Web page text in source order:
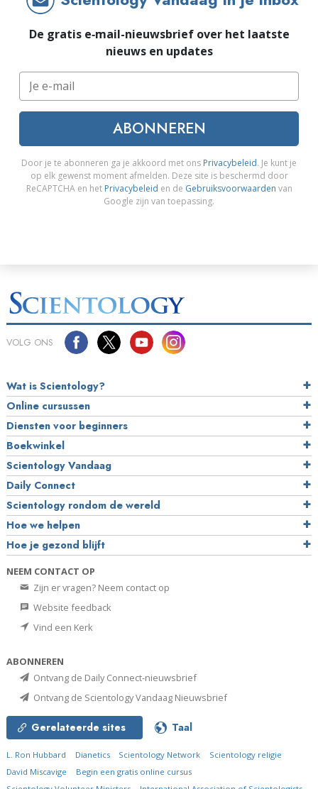
De gratis e‑mail-nieuwsbrief over het laatste
nieuws en updates
ABONNEREN
Door je te abonneren ga je akkoord met ons Privacybeleid. Je kunt je
op elk gewenst moment afmelden. Deze site is beschermd door
ReCAPTCHA en het Privacybeleid en de Gebruiksvoorwaarden van
Google zijn van toepassing.
VOLG ONS
Wat is Scientology?
Online cursussen
Diensten voor beginners
Boekwinkel
Scientology Vandaag
Daily Connect
Scientology rondom de wereld
Hoe we helpen
Hoe je gezond blijft
NEEM CONTACT OP
Zijn er vragen? Neem contact op
Website feedback
Vind een Kerk
ABONNEREN
Ontvang de Daily Connect-nieuwsbrief
Ontvang de Scientology Vandaag Nieuwsbrief
Gerelateerde sites Taal
L. Ron Hubbard Dianetics Scientology Network
Scientology religie
David Miscavige
Begin een gratis online cursus